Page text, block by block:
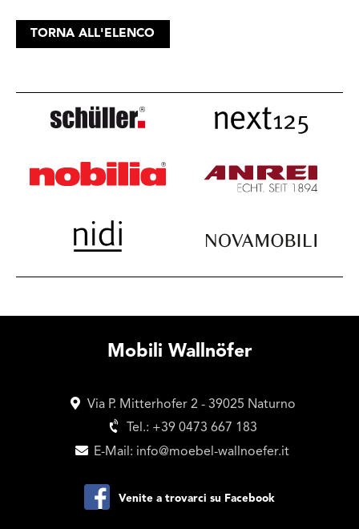
TORNA ALL'ELENCO
Mobili Wallnöfer
Via P. Mitterhofer 2 - 39025 Naturno
Tel.: +39 0473 667 183
E-Mail: info@moebel-wallnoefer.it
Venite a trovarci su Facebook